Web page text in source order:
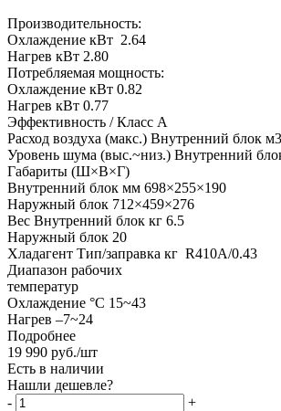
Производительность:
Охлаждение кВт 2.64
Нагрев кВт 2.80
Потребляемая мощность:
Охлаждение кВт 0.82
Нагрев кВт 0.77
Эффективность / Класс А
Расход воздуха (макс.) Внутренний блок
Уровень шума (выс.~низ.) Внутренний
Габариты (Ш×В×Г)
Внутренний блок мм 698×255×190
Наружный блок 712×459×276
Вес Внутренний блок кг 6.5
Наружный блок 20
Хладагент Тип/заправка кг R410A/0.43
Диапазон рабочих
температур
Охлаждение °C 15~43
Нагрев –7~24
Подробнее
19 990 руб./шт
Есть в наличии
Нашли дешевле?
-
+